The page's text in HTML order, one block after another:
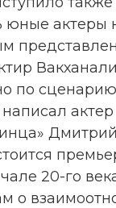
юные актеры
по
актер
20-го
о